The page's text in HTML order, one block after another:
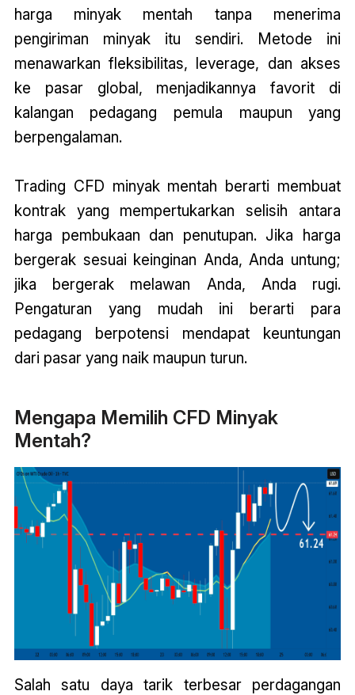
harga minyak mentah tanpa menerima
pengiriman minyak itu sendiri. Metode ini
menawarkan fleksibilitas, leverage, dan akses
ke pasar global, menjadikannya favorit di
kalangan pedagang pemula maupun yang
berpengalaman.
Trading CFD minyak mentah berarti membuat
kontrak yang mempertukarkan selisih antara
harga pembukaan dan penutupan. Jika harga
bergerak sesuai keinginan Anda, Anda untung;
jika bergerak melawan Anda, Anda rugi.
Pengaturan yang mudah ini berarti para
pedagang berpotensi mendapat keuntungan
dari pasar yang naik maupun turun.
Mengapa Memilih CFD Minyak
Mentah?
Salah satu daya tarik terbesar perdagangan